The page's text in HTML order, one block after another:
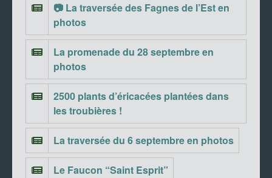
📷 La traversée des Fagnes de l’Est en
photos
La promenade du 28 septembre en
photos
2500 plants d’éricacées plantées dans
les troubières !
La traversée du 6 septembre en photos
Le Faucon “Saint Esprit”